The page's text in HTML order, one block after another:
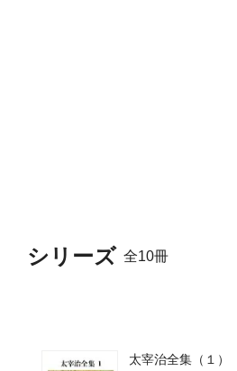
シリーズ 全10冊
太宰治全集（１）